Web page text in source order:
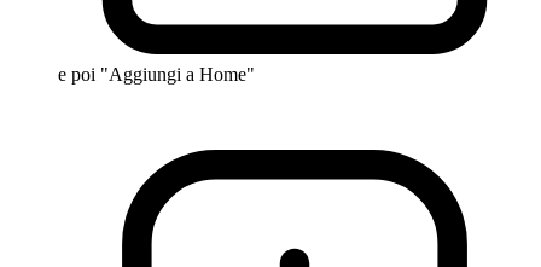
e poi "Aggiungi a Home"